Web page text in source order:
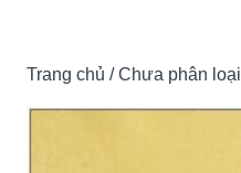
Trang chủ /Chưa phân loại